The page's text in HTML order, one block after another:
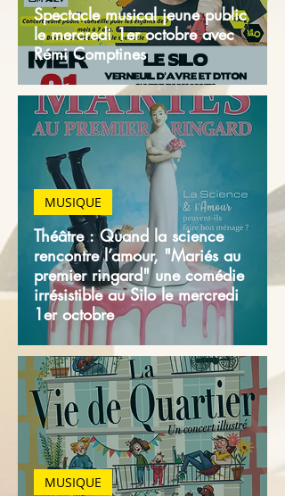
Spectacle musical jeune public
le mercredi 1er octobre avec
Rémi Comptines
Théâtre : Quand la science
rencontre l’amour, "Mariés au
premier ringard" une comédie
irrésistible au Silo le mercredi
1er octobre
MUSIQUE
MUSIQUE